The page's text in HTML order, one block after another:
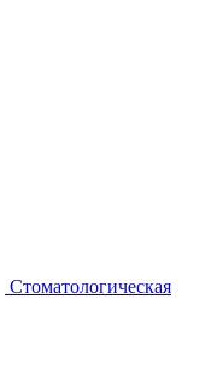
Стоматологическая